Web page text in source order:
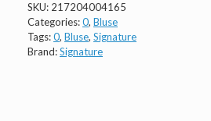
SKU: 217204004165
Categories:0, Bluse
Tags:0, Bluse, Signature
Brand:Signature